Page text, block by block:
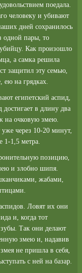
поедала.
человеку и убивают
дней сохранилось
одной пары, то
Как произошло
а самка решила
защитил эту семью,
на грядках.
египетский аспид,
в длину два
на очковую змею.
через 10-20 минут,
1-1,5 метра.
позицию,
и злобно шипя.
жабами,
Ловят их они
и, когда тот
зубы. Так они делают
змею и, надавив
не пришла в себя,
с ней на базар.